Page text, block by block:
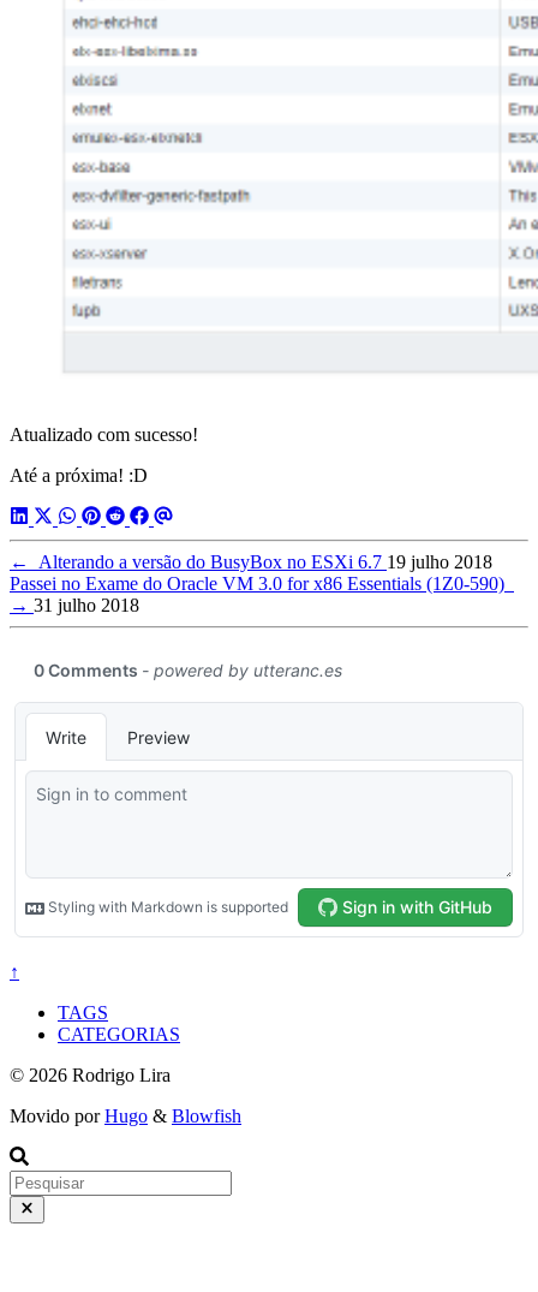
Atualizado com sucesso!
Até a próxima! :D
← Alterando a versão do BusyBox no ESXi 6.7 19 julho 2018
Passei no Exame do Oracle VM 3.0 for x86 Essentials (1Z0-590)
→ 31 julho 2018
↑
TAGS
CATEGORIAS
© 2026 Rodrigo Lira
Movido porHugo & Blowfish